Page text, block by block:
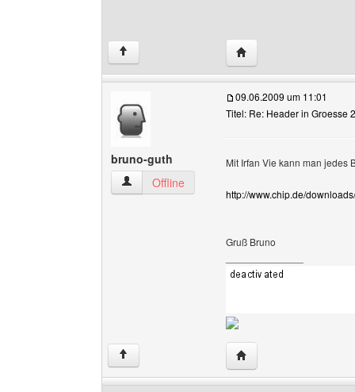
↑ Website dieses
bruno-guth
bruno-guth Benutzer-Profile anzeigen
Offline
09.06.2009 um 11:01
Titel: Re: Header in Groesse
Mit Irfan Vie kann man jedes
http://www.chip.de/
Gruß Bruno
↑ Website dieses